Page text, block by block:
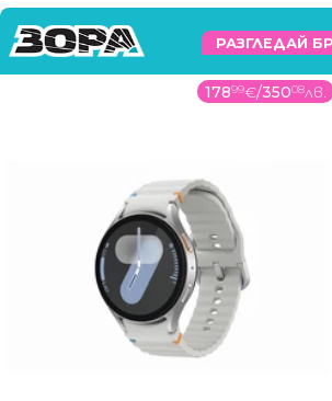
РАЗГЛЕДАЙ
17899€/35008лв.